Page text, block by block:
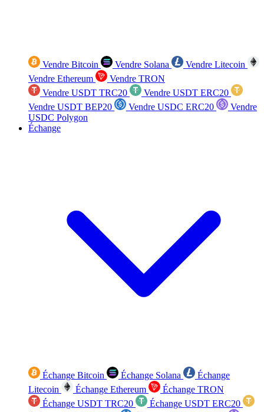
Vendre Bitcoin Vendre Solana
Vendre Litecoin
Vendre Ethereum
Vendre TRON
Vendre USDT TRC20
Vendre USDT ERC20
Vendre USDT BEP20
Vendre USDC ERC20
Vendre
USDC Polygon
Échange
Échange Bitcoin Échange Solana
Échange
Litecoin
Échange Ethereum
Échange TRON
Échange USDT TRC20
Échange USDT ERC20